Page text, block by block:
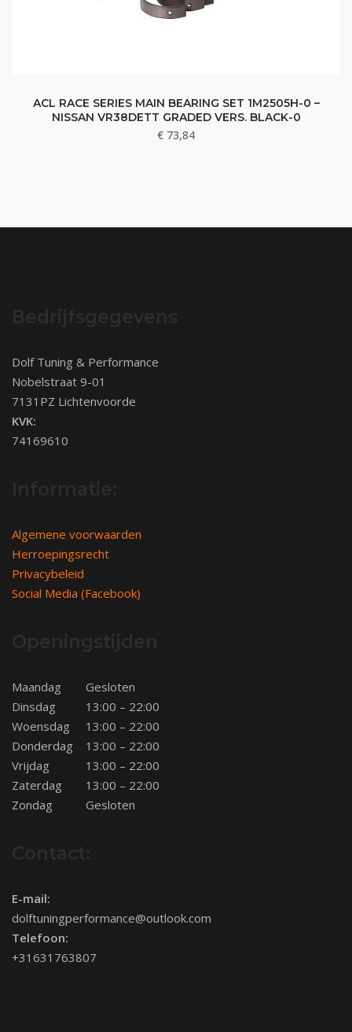
ACL RACE SERIES MAIN BEARING SET 1M2505H-0 –
NISSAN VR38DETT GRADED VERS. BLACK-0
€ 73,84
Dolf Tuning & Performance
Nobelstraat 9-01
7131PZ Lichtenvoorde
KVK:
74169610
Algemene voorwaarden
Herroepingsrecht
Privacybeleid
Social Media (Facebook)
Maandag
Gesloten
Dinsdag
13:00 – 22:00
Woensdag
13:00 – 22:00
Donderdag
13:00 – 22:00
Vrijdag
13:00 – 22:00
Zaterdag
13:00 – 22:00
Zondag
Gesloten
E-mail:
dolftuningperformance@outlook.com
Telefoon:
+31631763807